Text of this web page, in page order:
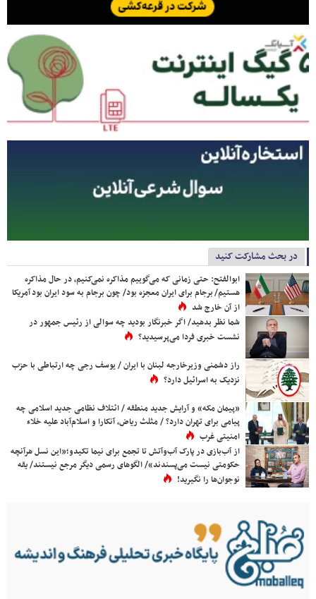
در بحث مشارکت کنید
ابوالفتح: حتی زمانی که می‌گوییم مذاکره نمی‌کنیم، در حال مذاکره
هستیم/ برجام برای ایران معجزه بود/ چون برجام به سود ایران بود آمریکا
از آن خارج شد
شما نظر بدهید/ اگر خبرنگار بودید چه سوالی از رئیس جمهور در
نشست خبری فردا می‌پرسیدید؟
راز دشمنی وزیرخارجه لبنان با ایران / یوسف رجی چه ارتباطی با حزب
نزدیک به اسرائیل دارد؟
«پیمان مکه» و آرایش جدید منطقه / ائتلاف نظامی جدید اسلامی چه
پیامی برای تهران دارد؟ / مثلث ریاض، آنکارا و اسلام‌آباد علیه خلاء
امنیتی غرب
از آب‌بازی در پارک آب‌وآتش تا تجمع برای نیما تکیدو؛«این نسل هرآنچه
حکومتی نیست می‌پسندند»/ الگوهای رسمی دیگر مرجع نیستند/ یقه
نوجوان‌ها را نگیرید!